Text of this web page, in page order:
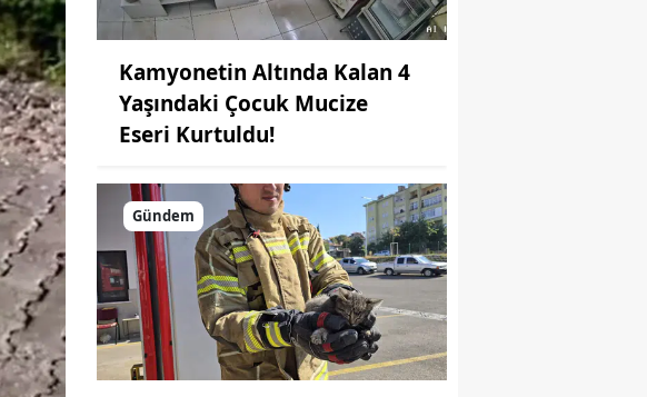
Kamyonetin Altında Kalan 4
Yaşındaki Çocuk Mucize
Eseri Kurtuldu!
Gündem